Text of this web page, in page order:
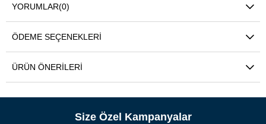
YORUMLAR(0)
ÖDEME SEÇENEKLERI
ÜRÜN ÖNERILERI
Size Özel Kampanyalar